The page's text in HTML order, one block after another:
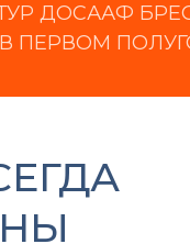
ДОСААФ
ПЕРВОМ